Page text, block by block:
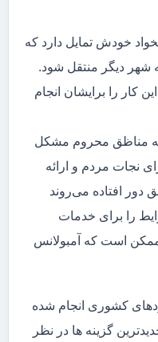
خودش تمایل دارد که
شهر دیگر منتقل شود.
کار را برایشان انجام
به مناظق محروم مشکل
نجات مردم و ارائه
دور افتاده می‌روند
را برای خدمات
ممکن است که آمبولانس
کشوری انجام شده
گزینه ها در نظر